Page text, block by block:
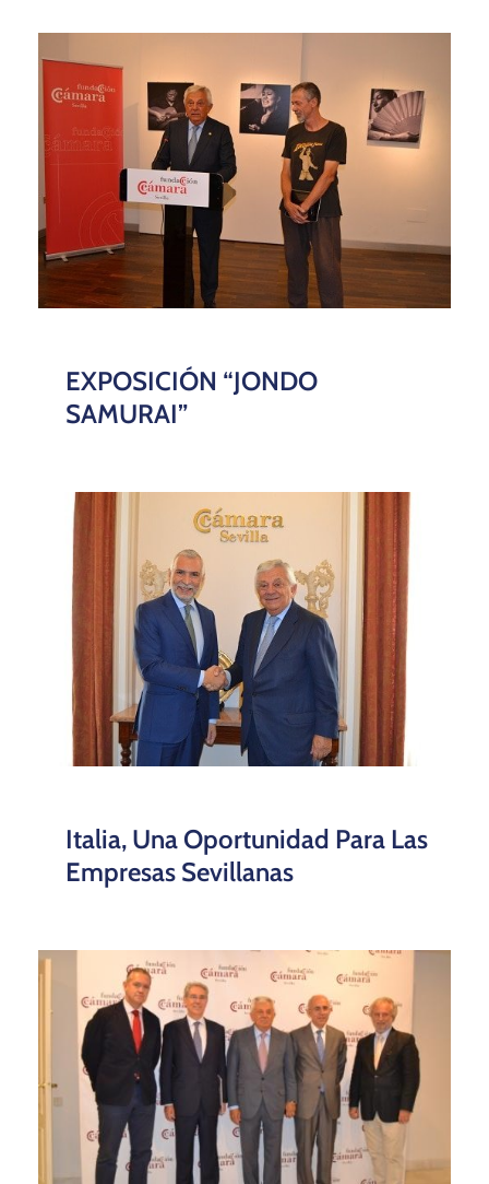
EXPOSICIÓN “​JONDO
SAMURAI”
Italia, Una Oportunidad Para Las
Empresas Sevillanas